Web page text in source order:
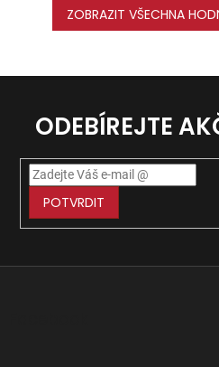
ZOBRAZIT VŠECHNA
ODEBÍREJTE
POTVRDIT